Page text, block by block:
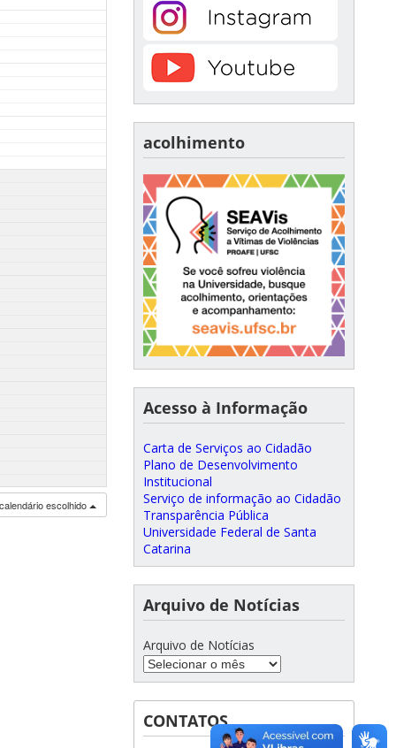
escolhido
acolhimento
Acesso à Informação
Carta de Serviços ao Cidadão
Plano de Desenvolvimento
Institucional
Serviço de informação ao Cidadão
Transparência Pública
Universidade Federal de Santa
Catarina
Arquivo de Notícias
Arquivo de Notícias
CONTATOS